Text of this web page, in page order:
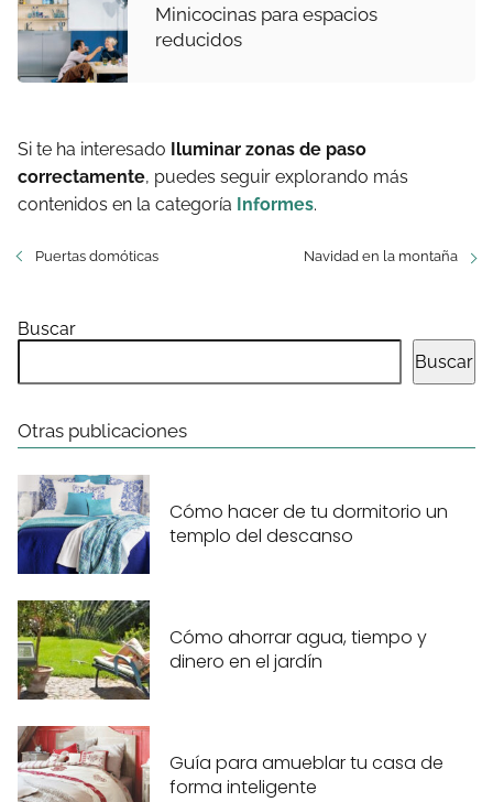
Minicocinas para espacios
reducidos
Si te ha interesado Iluminar zonas de paso
correctamente, puedes seguir explorando más
contenidos en la categoría Informes.
Puertas domóticas Navidad en la montaña
Buscar
Buscar
Otras publicaciones
Cómo hacer de tu dormitorio un
templo del descanso
Cómo ahorrar agua, tiempo y
dinero en el jardín
Guía para amueblar tu casa de
forma inteligente